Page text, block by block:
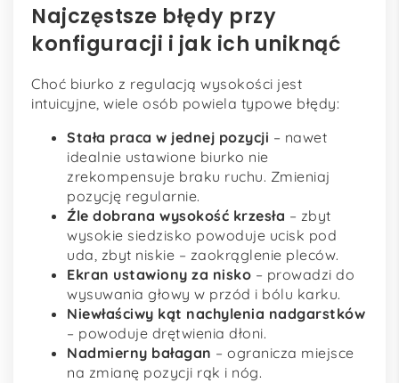
Najczęstsze błędy przy
konfiguracji i jak ich uniknąć
Choć biurko z regulacją wysokości jest
intuicyjne, wiele osób powiela typowe błędy:
Stała praca w jednej pozycji – nawet
idealnie ustawione biurko nie
zrekompensuje braku ruchu. Zmieniaj
pozycję regularnie.
Źle dobrana wysokość krzesła – zbyt
wysokie siedzisko powoduje ucisk pod
uda, zbyt niskie – zaokrąglenie pleców.
Ekran ustawiony za nisko – prowadzi do
wysuwania głowy w przód i bólu karku.
Niewłaściwy kąt nachylenia nadgarstków
– powoduje drętwienia dłoni.
Nadmierny bałagan – ogranicza miejsce
na zmianę pozycji rąk i nóg.